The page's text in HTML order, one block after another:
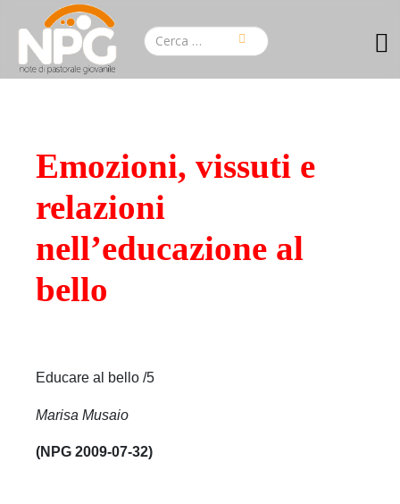
Emozioni, vissuti e
relazioni
nell’educazione al
bello
Educare al bello /5
Marisa Musaio
(NPG 2009-07-32)